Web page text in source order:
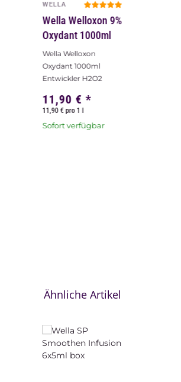
WELLA
Wella Welloxon 9%
Oxydant 1000ml
Wella Welloxon
Oxydant 1000ml
Entwickler H2O2
11,90 €*
11,90 € pro 1 l
Sofort verfügbar
Ähnliche Artikel